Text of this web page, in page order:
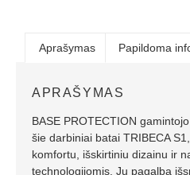
Aprašymas Papildoma
APRAŠYMAS
BASE PROTECTION
šie darbiniai batai TRIBECA
komfortu, išskirtiniu dizainu ir
technologijomis. Jų pagalba